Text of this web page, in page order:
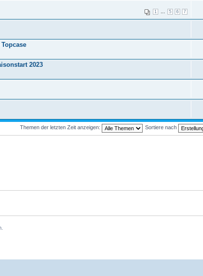
1 5 6 7
2023
Themen der letzten Zeit anzeigen: Sortiere nach